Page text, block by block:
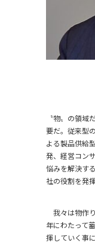
〝物〟の領
要だ。従来型
よる製品供給
発、経営コン
悩みを解決す
社の役割を発揮
我々は物作
年にわたって
揮していく事